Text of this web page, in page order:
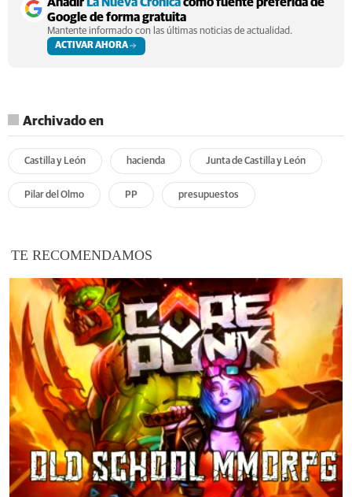
Google de forma gratuita
Mantente informado con las últimas noticias de actualidad.
ACTIVAR AHORA
Archivado en
Castilla y León hacienda Junta de Castilla y León
Pilar del Olmo PP presupuestos
TE RECOMENDAMOS